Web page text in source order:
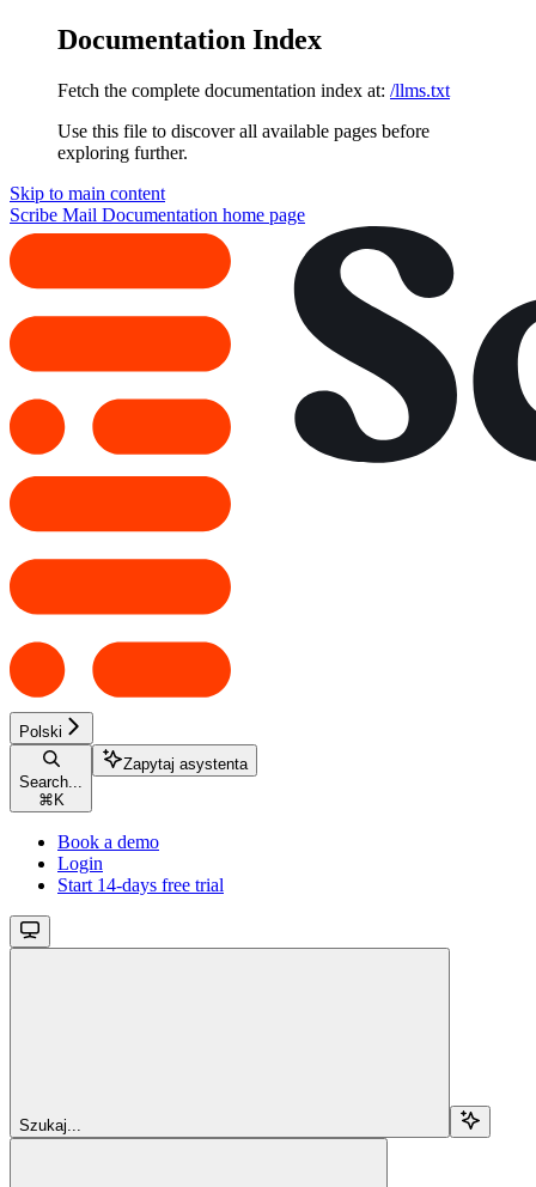
Documentation Index
Fetch the complete documentation index at: /llms.txt
Use this file to discover all available pages before
exploring further.
Skip to main content
Scribe Mail Documentation home page
Polski
Search...
⌘ K
Zapytaj asystenta
Book a demo
Login
Start 14-days free trial
Szukaj...